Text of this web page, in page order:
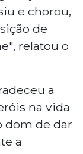
e chorou,
de
relatou o
a
na vida
dom de dar
a